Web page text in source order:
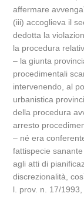
affermare
(iii) accoglieva il
dedotta la
la procedura
– la giunta
procedimentali
intervenendo, al
urbanistica
della procedura
arresto
– né era
fattispecie
agli atti di
discrezionalità,
l. prov. n. 17/